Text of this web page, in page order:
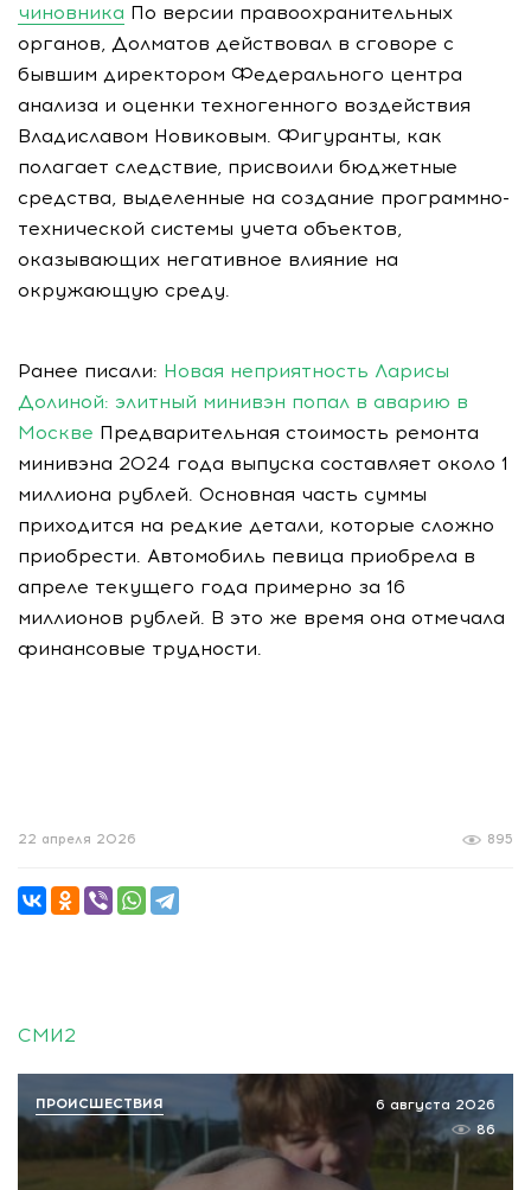
чиновника По версии правоохранительных
органов, Долматов действовал в сговоре с
бывшим директором Федерального центра
анализа и оценки техногенного воздействия
Владиславом Новиковым. Фигуранты, как
полагает следствие, присвоили бюджетные
средства, выделенные на создание программно-
технической системы учета объектов,
оказывающих негативное влияние на
окружающую среду.
Ранее писали: Новая неприятность Ларисы
Долиной: элитный минивэн попал в аварию в
Москве Предварительная стоимость ремонта
минивэна 2024 года выпуска составляет около 1
миллиона рублей. Основная часть суммы
приходится на редкие детали, которые сложно
приобрести. Автомобиль певица приобрела в
апреле текущего года примерно за 16
миллионов рублей. В это же время она отмечала
финансовые трудности.
895
22 апреля 2026
СМИ2
6 августа 2026
86
ПРОИСШЕСТВИЯ